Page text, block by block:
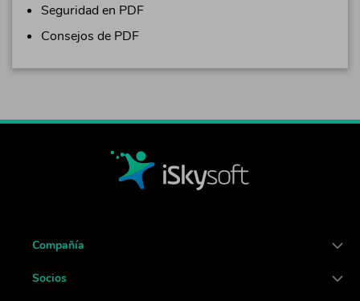
Seguridad en PDF
Consejos de PDF
Compañía
Socios